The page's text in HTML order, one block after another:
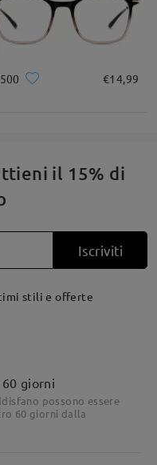
€14,99
il 15% di
Iscriviti
stili e offerte
giorni
possono essere
60 giorni dalla